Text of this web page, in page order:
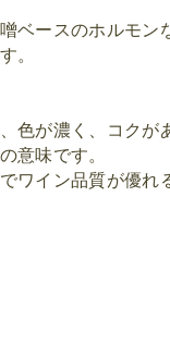
噌ベースのホルモン
。
色が濃く、コクが
意味です。
ワイン品質が優